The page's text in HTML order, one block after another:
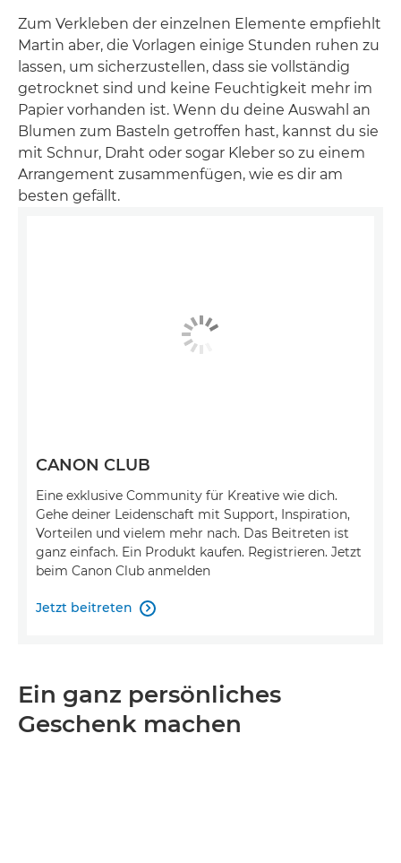
Zum Verkleben der einzelnen Elemente empfiehlt
Martin aber, die Vorlagen einige Stunden ruhen zu
lassen, um sicherzustellen, dass sie vollständig
getrocknet sind und keine Feuchtigkeit mehr im
Papier vorhanden ist. Wenn du deine Auswahl an
Blumen zum Basteln getroffen hast, kannst du sie
mit Schnur, Draht oder sogar Kleber so zu einem
Arrangement zusammenfügen, wie es dir am
besten gefällt.
CANON CLUB
Eine exklusive Community für Kreative wie dich.
Gehe deiner Leidenschaft mit Support, Inspiration,
Vorteilen und vielem mehr nach. Das Beitreten ist
ganz einfach. Ein Produkt kaufen. Registrieren. Jetzt
beim Canon Club anmelden
Jetzt beitreten 
Ein ganz persönliches
Geschenk machen